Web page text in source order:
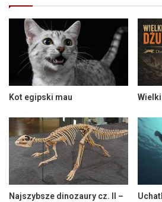
Kot egipski mau
Najszybsze dinozaury cz. II –